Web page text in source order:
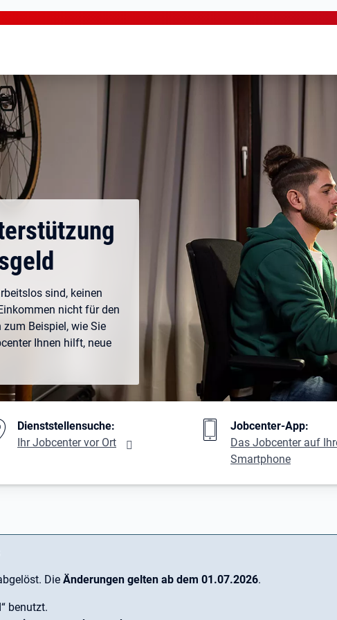
sind, keinen
nicht für den
Beispiel, wie Sie
Ihnen hilft, neue
Dienststellensuche:
Ihr Jobcenter vor Ort
Jobcenter-App:
Das Jobcenter auf
Smartphone
Die Änderungen gelten ab dem 01.07.2026.
benutzt.